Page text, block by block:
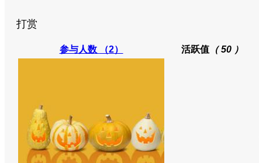
打赏
参与人数 （2） 活跃值（ 50 ）